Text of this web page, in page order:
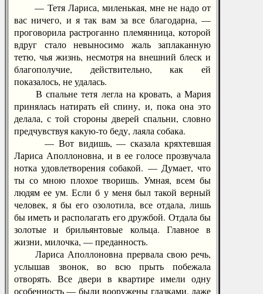
— Тетя Лариса, миленькая, мне не надо от
вас ничего, и я так вам за все благодарна, —
проговорила растроганно племянница, которой
вдруг стало невыносимо жаль заплаканную
тетю, чья жизнь, несмотря на внешний блеск и
благополучие, действительно, как ей
показалось, не удалась.
В спальне тетя легла на кровать, а Мария
принялась натирать ей спину, и, пока она это
делала, с той стороны дверей спальни, словно
предчувствуя какую-то беду, лаяла собака.
— Вот видишь, — сказала кряхтевшая
Лариса Аполлоновна, и в ее голосе прозвучала
нотка удовлетворения собакой. — Думает, что
ты со мною плохое творишь. Умная, всем бы
людям ее ум. Если б у меня был такой верный
человек, я бы его озолотила, все отдала, лишь
бы иметь и располагать его дружбой. Отдала бы
золотые и брильянтовые кольца. Главное в
жизни, милочка, — преданность.
Лариса Аполлоновна прервала свою речь,
услышав звонок, во всю прыть побежала
отворять. Все двери в квартире имели одну
особенность — были вооружены глазками, даже